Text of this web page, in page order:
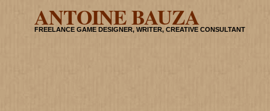
ANTOINE BAUZA
FREELANCE GAME DESIGNER, WRITER, CREATIVE CONSULTANT